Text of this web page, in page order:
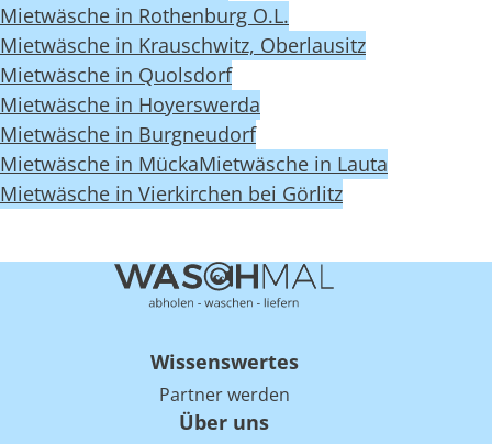
Mietwäsche in Rothenburg O.L.
Mietwäsche in Krauschwitz, Oberlausitz
Mietwäsche in Quolsdorf
Mietwäsche in Hoyerswerda
Mietwäsche in Burgneudorf
Mietwäsche in MückaMietwäsche in Lauta
Mietwäsche in Vierkirchen bei Görlitz
Wissenswertes
Partner werden
Über uns